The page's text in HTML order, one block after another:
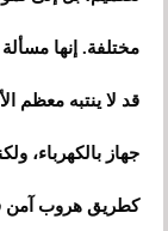
مختلفة. إنها
قد لا ينتبه معظم
جهاز بالكهرباء،
كطريق هروب آمن